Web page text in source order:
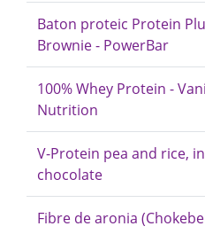
Baton proteic Protein
Brownie - PowerBar
100% Whey Protein -
Nutrition
V-Protein pea and rice,
chocolate
Fibre de aronia